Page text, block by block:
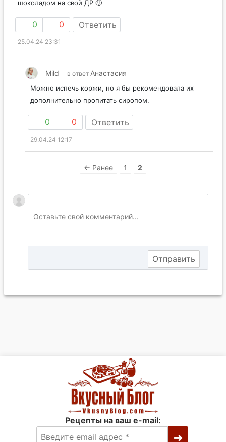
шоколадом на свой ДР 🙂
0 0 Ответить
25.04.24 23:31
Mild в ответ Анастасия
Можно испечь коржи, но я бы рекомендовала их
дополнительно пропитать сиропом.
0 0 Ответить
29.04.24 12:17
← Ранее 1 2
Рецепты на ваш e-mail: